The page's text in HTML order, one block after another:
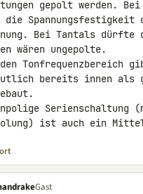
gepolt werden.
die
Bei Tantals
wären ungepolte.
Tonfrequenzbereich
bereits innen als
ist auch ein
Gast